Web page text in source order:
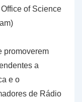
of Science
promoverem
a
e o
de Rádio